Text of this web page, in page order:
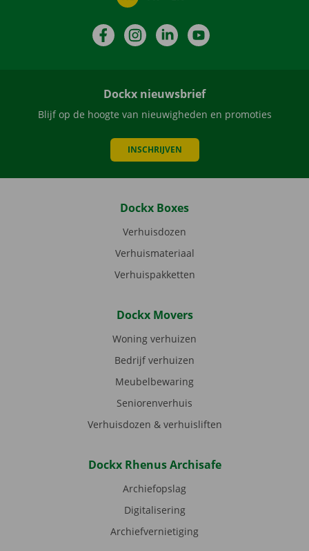
FacebookInstagramLinkedIn
Dockx nieuwsbrief
Blijf op de hoogte van nieuwigheden en promoties
INSCHRIJVEN
Dockx Boxes
Verhuisdozen
Verhuismateriaal
Verhuispakketten
Dockx Movers
Woning verhuizen
Bedrijf verhuizen
Meubelbewaring
Seniorenverhuis
Verhuisdozen & verhuisliften
Dockx Rhenus Archisafe
Archiefopslag
Digitalisering
Archiefvernietiging